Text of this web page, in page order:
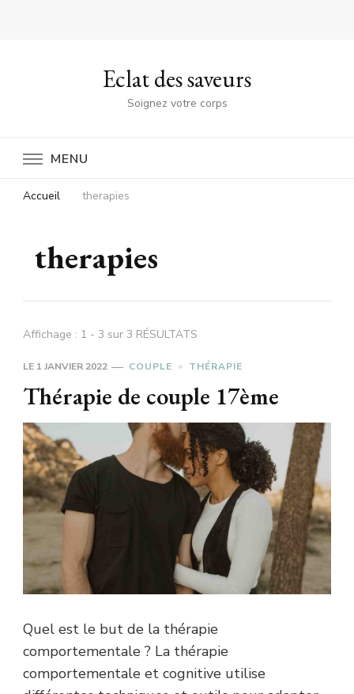
Eclat des saveurs
Soignez votre corps
MENU
Accueil therapies
therapies
Affichage : 1 - 3 sur 3 RÉSULTATS
LE 1 JANVIER 2022 COUPLE THÉRAPIE
Thérapie de couple 17ème
Quel est le but de la thérapie
comportementale ? La thérapie
comportementale et cognitive utilise